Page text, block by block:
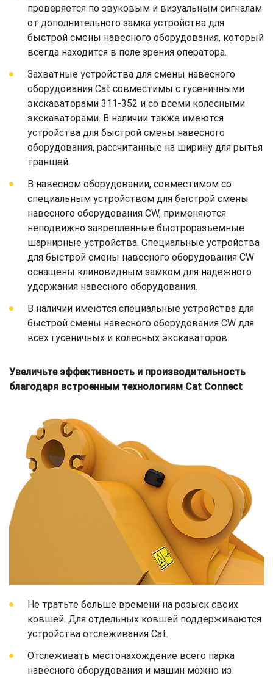
проверяется по звуковым и визуальным сигналам
от дополнительного замка устройства для
быстрой смены навесного оборудования, который
всегда находится в поле зрения оператора.
Захватные устройства для смены навесного
оборудования Cat совместимы с гусеничными
экскаваторами 311-352 и со всеми колесными
экскаваторами. В наличии также имеются
устройства для быстрой смены навесного
оборудования, рассчитанные на ширину для рытья
траншей.
В навесном оборудовании, совместимом со
специальным устройством для быстрой смены
навесного оборудования CW, применяются
неподвижно закрепленные быстроразъемные
шарнирные устройства. Специальные устройства
для быстрой смены навесного оборудования CW
оснащены клиновидным замком для надежного
удержания навесного оборудования.
В наличии имеются специальные устройства для
быстрой смены навесного оборудования CW для
всех гусеничных и колесных экскаваторов.
Увеличьте эффективность и производительность
благодаря встроенным технологиям Cat Connect
Не тратьте больше времени на розыск своих
ковшей. Для отдельных ковшей поддерживаются
устройства отслеживания Cat.
Отслеживать местонахождение всего парка
навесного оборудования и машин можно из